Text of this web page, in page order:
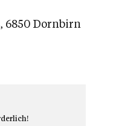
6850 Dornbirn